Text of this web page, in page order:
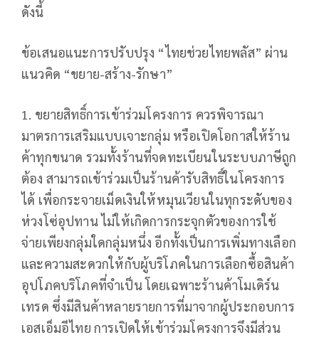
ดังนี้
ข้อเสนอแนะการปรับปรุง “ไทยช่วยไทยพลัส” ผ่าน
แนวคิด “ขยาย-สร้าง-รักษา”
1. ขยายสิทธิ์การเข้าร่วมโครงการ ควรพิจารณา
มาตรการเสริมแบบเจาะกลุ่ม หรือเปิดโอกาสให้ร้าน
ค้าทุกขนาด รวมทั้งร้านที่จดทะเบียนในระบบภาษีถูก
ต้อง สามารถเข้าร่วมเป็นร้านค้ารับสิทธิ์ในโครงการ
ได้ เพื่อกระจายเม็ดเงินให้หมุนเวียนในทุกระดับของ
ห่วงโซ่อุปทาน ไม่ให้เกิดการกระจุกตัวของการใช้
จ่ายเพียงกลุ่มใดกลุ่มหนึ่ง อีกทั้งเป็นการเพิ่มทางเลือก
และความสะดวกให้กับผู้บริโภคในการเลือกซื้อสินค้า
อุปโภคบริโภคที่จำเป็น โดยเฉพาะร้านค้าโมเดิร์น
เทรด ซึ่งมีสินค้าหลายรายการที่มาจากผู้ประกอบการ
เอสเอ็มอีไทย การเปิดให้เข้าร่วมโครงการจึงมีส่วน